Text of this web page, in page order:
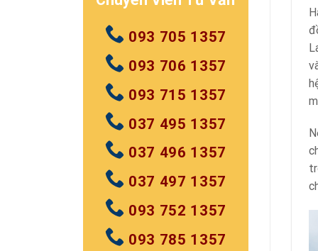
093 705 1357
093 706 1357
093 715 1357
037 495 1357
037 496 1357
037 497 1357
093 752 1357
093 785 1357